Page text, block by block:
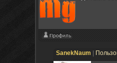
SanekNaum